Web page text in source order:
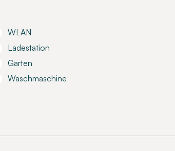
WLAN
Ladestation
Garten
Waschmaschine